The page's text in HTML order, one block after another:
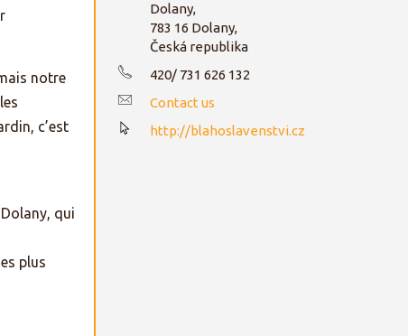
Dolany,
783 16 Dolany,
Česká republika
420/ 731 626 132
Contact us
http://blahoslavenstvi.cz
notre
c’est
qui
plus